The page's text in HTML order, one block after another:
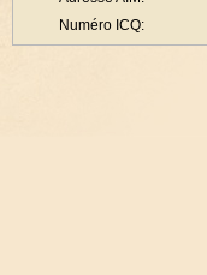
Numéro ICQ: